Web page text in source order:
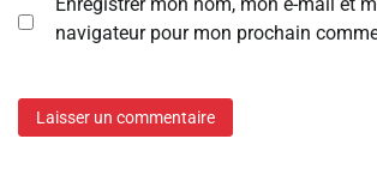
Enregistrer mon nom, mon e-mail et
navigateur pour mon prochain